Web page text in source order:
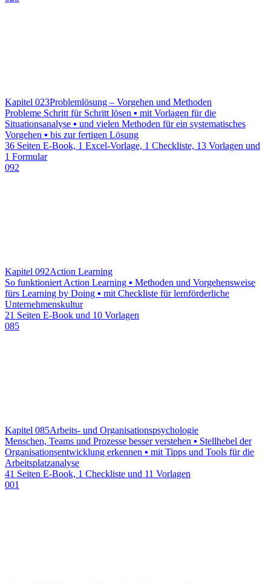
Kapitel 023Problemlösung – Vorgehen und Methoden
Probleme Schritt für Schritt lösen ▪ mit Vorlagen für die
Situationsanalyse ▪ und vielen Methoden für ein systematisches
Vorgehen ▪ bis zur fertigen Lösung
36 Seiten E-Book, 1 Excel-Vorlage, 1 Checkliste, 13 Vorlagen und
1 Formular
092
Kapitel 092Action Learning
So funktioniert Action Learning ▪ Methoden und Vorgehensweise
fürs Learning by Doing ▪ mit Checkliste für lernförderliche
Unternehmenskultur
21 Seiten E-Book und 10 Vorlagen
085
Kapitel 085Arbeits- und Organisationspsychologie
Menschen, Teams und Prozesse besser verstehen ▪ Stellhebel der
Organisationsentwicklung erkennen ▪ mit Tipps und Tools für die
Arbeitsplatzanalyse
41 Seiten E-Book, 1 Checkliste und 11 Vorlagen
001